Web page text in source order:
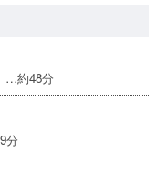
…約48分
分